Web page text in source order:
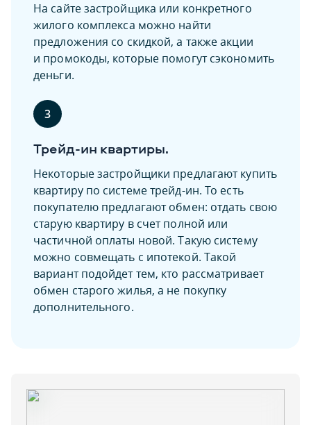
На сайте застройщика или конкретного
жилого комплекса можно найти
предложения со скидкой, а также акции
и промокоды, которые помогут сэкономить
деньги.
3
Трейд-ин квартиры.
Некоторые застройщики предлагают купить
квартиру по системе трейд-ин. То есть
покупателю предлагают обмен: отдать свою
старую квартиру в счет полной или
частичной оплаты новой. Такую систему
можно совмещать с ипотекой. Такой
вариант подойдет тем, кто рассматривает
обмен старого жилья, а не покупку
дополнительного.